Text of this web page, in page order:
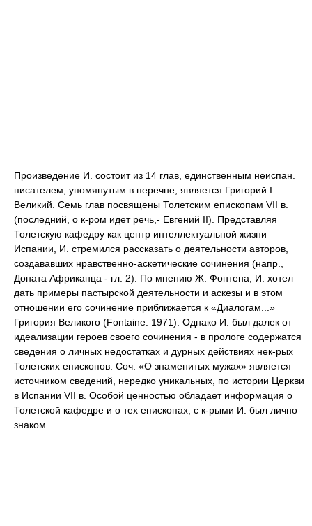
Произведение И. состоит из 14 глав, единственным неиспан.
писателем, упомянутым в перечне, является Григорий I
Великий. Семь глав посвящены Толетским епископам VII в.
(последний, о к-ром идет речь,- Евгений II). Представляя
Толетскую кафедру как центр интеллектуальной жизни
Испании, И. стремился рассказать о деятельности авторов,
создававших нравственно-аскетические сочинения (напр.,
Доната Африканца - гл. 2). По мнению Ж. Фонтена, И. хотел
дать примеры пастырской деятельности и аскезы и в этом
отношении его сочинение приближается к «Диалогам...»
Григория Великого (Fontaine. 1971). Однако И. был далек от
идеализации героев своего сочинения - в прологе содержатся
сведения о личных недостатках и дурных действиях нек-рых
Толетских епископов. Соч. «О знаменитых мужах» является
источником сведений, нередко уникальных, по истории Церкви
в Испании VII в. Особой ценностью обладает информация о
Толетской кафедре и о тех епископах, с к-рыми И. был лично
знаком.